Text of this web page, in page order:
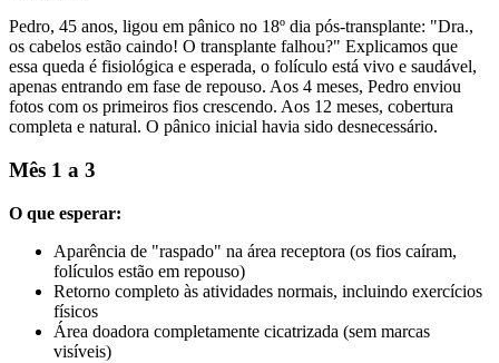
Pedro, 45 anos, ligou em pânico no 18º dia pós-transplante: "Dra.,
os cabelos estão caindo! O transplante falhou?" Explicamos que
essa queda é fisiológica e esperada, o folículo está vivo e saudável,
apenas entrando em fase de repouso. Aos 4 meses, Pedro enviou
fotos com os primeiros fios crescendo. Aos 12 meses, cobertura
completa e natural. O pânico inicial havia sido desnecessário.
Mês 1 a 3
O que esperar:
Aparência de "raspado" na área receptora (os fios caíram,
folículos estão em repouso)
Retorno completo às atividades normais, incluindo exercícios
físicos
Área doadora completamente cicatrizada (sem marcas
visíveis)